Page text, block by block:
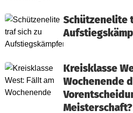
Schützenelite
Kreisklasse
Wochenende
Meisterschaft?